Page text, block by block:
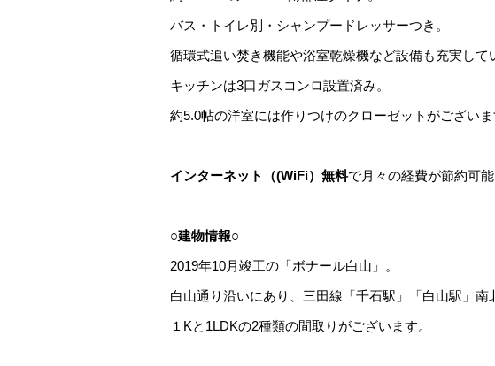
バス・トイレ別・シャンプードレッサーつき。
循環式追い焚き機能や浴室乾燥機など設備も充実して
キッチンは3口ガスコンロ設置済み。
約5.0帖の洋室には作りつけのクローゼットがございま
インターネット（(WiFi）無料で月々の経費が節約可能
○建物情報○
2019年10月竣工の「ボナール白山」。
白山通り沿いにあり、三田線「千石駅」「白山駅」南
１Kと1LDKの2種類の間取りがございます。